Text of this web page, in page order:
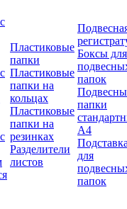
Пластиковые
папки
Пластиковые
папки на
кольцах
Пластиковые
папки на
резинках
Разделители
листов
Боксы для
папок
папки
А4
для
папок